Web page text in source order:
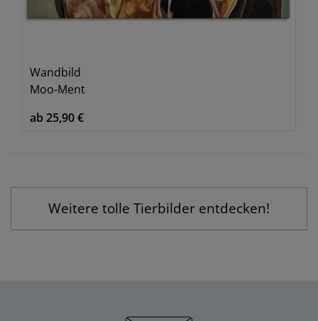
Wandbild
Moo-Ment
ab 25,90 €
Weitere tolle Tierbilder entdecken!